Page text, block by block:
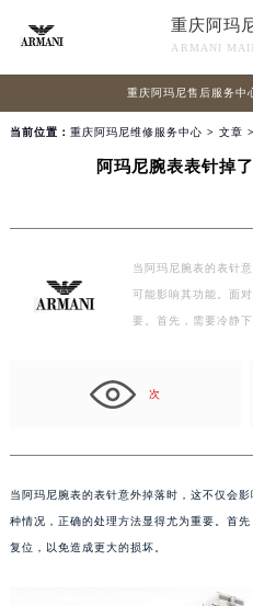
重庆阿玛
ARMANI
重庆阿玛尼售后服务中
当前位置： 重庆阿玛尼维修服务中心 > 文章
阿玛尼腕表表针掉
当阿玛尼腕表的表针
可能影响其功能。面
要。首先，需要冷静
次
当阿玛尼腕表的表针意外掉落时，这不仅会
种情况，正确的处理方法显得尤为重要。首
复位，以免造成更大的损坏。